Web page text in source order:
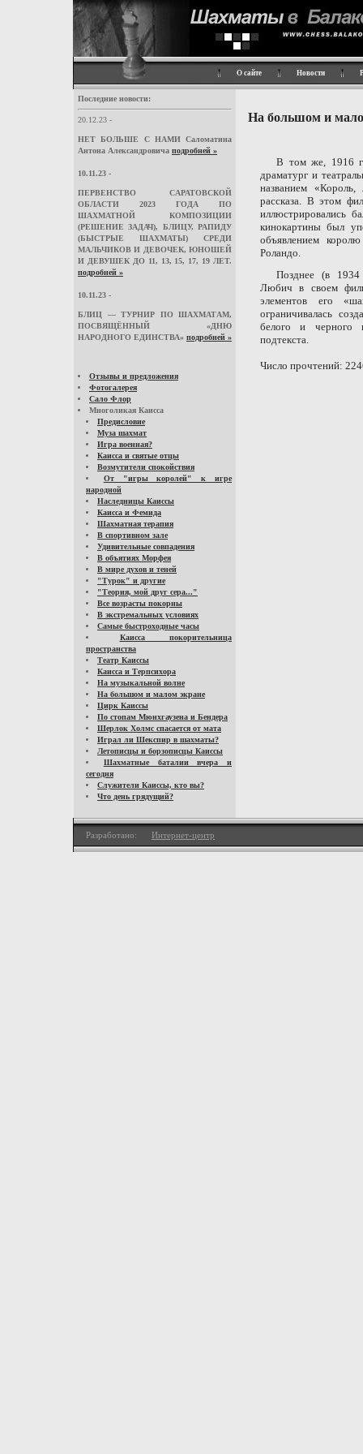
О сайте Новости
Последние новости:
20.12.23 -
НЕТ БОЛЬШЕ С НАМИ Саломатина
Антона Александровича подробней »
10.11.23 -
ПЕРВЕНСТВО САРАТОВСКОЙ
ОБЛАСТИ 2023 ГОДА ПО
ШАХМАТНОЙ КОМПОЗИЦИИ
(РЕШЕНИЕ ЗАДАЧ), БЛИЦУ, РАПИДУ
(БЫСТРЫЕ ШАХМАТЫ) СРЕДИ
МАЛЬЧИКОВ И ДЕВОЧЕК, ЮНОШЕЙ
И ДЕВУШЕК ДО 11, 13, 15, 17, 19 ЛЕТ.
подробней »
10.11.23 -
БЛИЦ — ТУРНИР ПО ШАХМАТАМ,
ПОСВЯЩЁННЫЙ «ДНЮ
НАРОДНОГО ЕДИНСТВА» подробней »
Отзывы и предложения
Фотогалерея
Сало Флор
Многоликая Каисса
Предисловие
Муза шахмат
Игра военная?
Каисса и святые отцы
Возмутители спокойствия
От "игры королей" к игре
народной
Наследницы Каиссы
Каисса и Фемида
Шахматная терапия
В спортивном зале
Удивительные совпадения
В объятиях Морфея
В мире духов и теней
"Турок" и другие
"Теория, мой друг сера..."
Все возрасты покорны
В экстремальных условиях
Самые быстроходные часы
Каисса покорительница
пространства
Театр Каиссы
Каисса и Терпсихора
На музыкальной волне
На большом и малом экране
Цирк Каиссы
По стопам Мюнхгаузена и Бендера
Шерлок Холмс спасается от мата
Играл ли Шекспир в шахматы?
Летописцы и борзописцы Каиссы
Шахматные баталии вчера и
сегодня
Служители Каиссы, кто вы?
Что день грядущий?
На большом и
В том же, 1916
драматург и
названием
рассказа. В этом
иллюстрировались
кинокартины был
объявлением
Роландо.
Позднее (в 1934
Любич в своем
элементов его
ограничивалась
белого и черного
подтекста.
Число прочтений:
Разработано: Интернет-центр